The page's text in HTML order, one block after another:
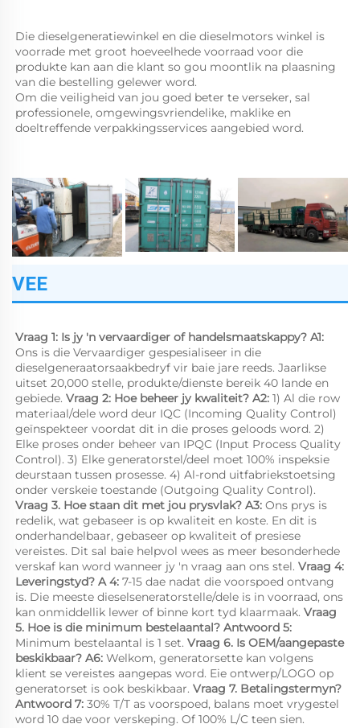
Die dieselgeneratiewinkel en die dieselmotors winkel is
voorrade met groot hoeveelhede voorraad voor die
produkte kan aan die klant so gou moontlik na plaasning
van die bestelling gelewer word.
Om die veiligheid van jou goed beter te verseker, sal
professionele, omgewingsvriendelike, maklike en
doeltreffende verpakkingsservices aangebied word.
VEE
Vraag 1: Is jy 'n vervaardiger of handelsmaatskappy?
Ons is die Vervaardiger gespesialiseer in die
dieselgeneraatorsaakbedryf vir baie jare reeds. Jaarlikse
uitset 20,000 stelle, produkte/dienste bereik 40 lande en
gebiede. Vraag 2: Hoe beheer jy kwaliteit? A2: 1) Al die row
materiaal/dele word deur IQC (Incoming Quality Control)
geïnspekteer voordat dit in die proses geloods word. 2)
Elke proses onder beheer van IPQC (Input Process Quality
Control). 3) Elke generatorstel/deel moet 100% inspeksie
deurstaan tussen prosesse. 4) Al-rond uitfabriekstoetsing
Vraag 3. Hoe staan dit met jou prysvlak? A3: Ons prys is
redelik, wat gebaseer is op kwaliteit en koste. En dit is
onderhandelbaar, gebaseer op kwaliteit of presiese
vereistes. Dit sal baie helpvol wees as meer besonderhede
verskaf kan word wanneer jy 'n vraag aan ons stel. Vraag 4:
Leveringstyd? A 4: 7-15 dae nadat die voorspoed ontvang
is. Die meeste dieselseneratorstelle/dele is in voorraad, ons
kan onmiddellik lewer of binne kort tyd klaarmaak. Vraag
5. Hoe is die minimum bestelaantal?
Minimum bestelaantal is 1 set. Vraag 6. Is OEM/aangepaste
beskikbaar? A6: Welkom, generatorsette kan volgens
klient se vereistes aangepas word. Eie ontwerp/LOGO op
generatorset is ook beskikbaar.
Antwoord 7: 30% T/T as voorspoed, balans moet vrygestel
word 10 dae voor verskeping. Of 100% L/C teen sien.